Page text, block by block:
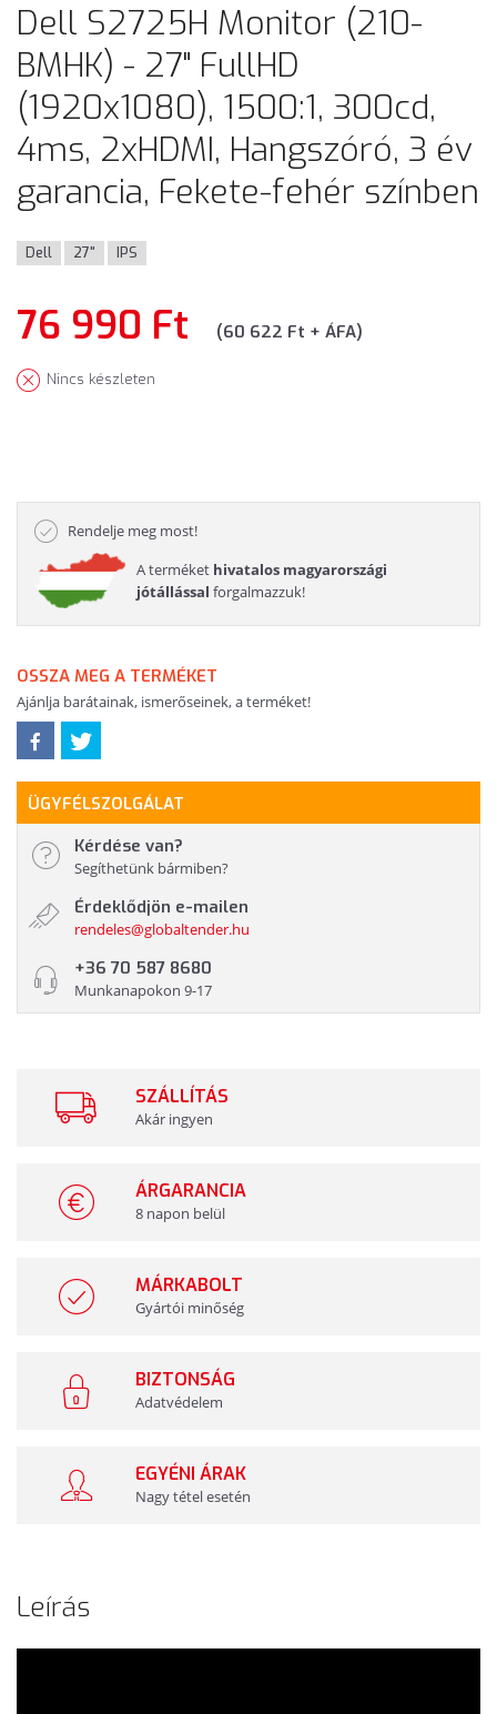
Dell S2725H Monitor (210-
BMHK) - 27" FullHD
(1920x1080), 1500:1, 300cd,
4ms, 2xHDMI, Hangszóró, 3 év
garancia, Fekete-fehér színben
Dell 27" IPS
76 990 Ft (60 622 Ft + ÁFA)
Nincs készleten
Rendelje meg most!
A terméket hivatalos magyarországi
jótállással forgalmazzuk!
OSSZA MEG A TERMÉKET
Ajánlja barátainak, ismerőseinek, a terméket!
ÜGYFÉLSZOLGÁLAT
Kérdése van?
Segíthetünk bármiben?
Érdeklődjön e-mailen
rendeles@globaltender.hu
+36 70 587 8680
Munkanapokon 9-17
SZÁLLÍTÁS
Akár ingyen
ÁRGARANCIA
8 napon belül
MÁRKABOLT
Gyártói minőség
BIZTONSÁG
Adatvédelem
EGYÉNI ÁRAK
Nagy tétel esetén
Leírás